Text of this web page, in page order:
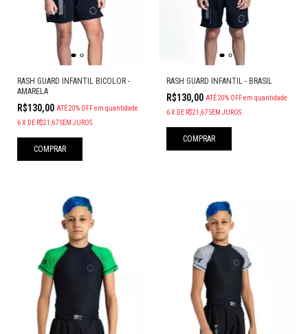
RASH GUARD INFANTIL BICOLOR -
AMARELA
R$130,00 ATÉ 20% OFFem quantidade
6X DE R$21,67SEM JUROS
COMPRAR
RASH GUARD INFANTIL - BRASIL
R$130,00 ATÉ 20% OFF em quantidade
6 X DE R$21,67 SEM JUROS
COMPRAR